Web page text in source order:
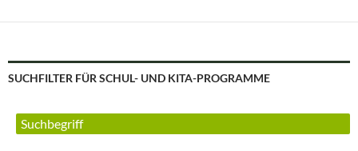
SUCHFILTER FÜR SCHUL- UND KITA-PROGRAMME